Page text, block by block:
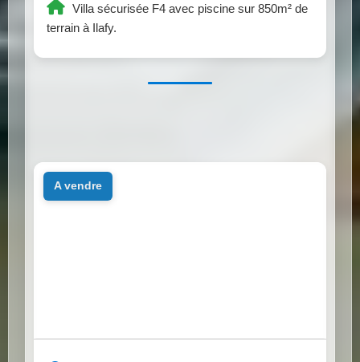
Villa sécurisée F4 avec piscine sur 850m² de
terrain à Ilafy.
a vendre